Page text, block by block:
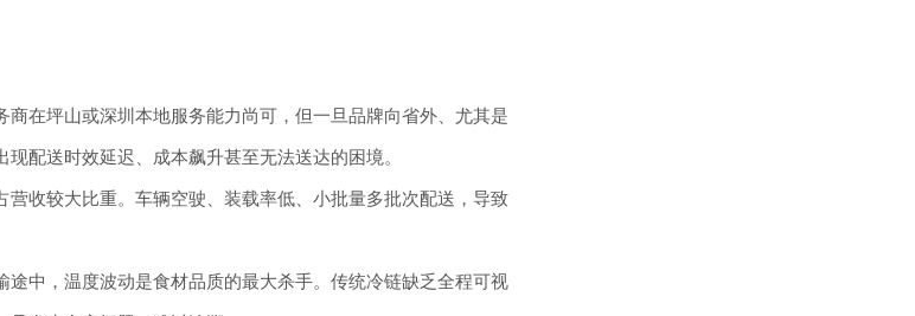
商在坪山或深圳本地服务能力尚可，但一旦品牌向省外、尤其是
配送时效延迟、成本飙升甚至无法送达的困境。
营收较大比重。车辆空驶、装载率低、小批量多批次配送，导致
途中，温度波动是食材品质的最大杀手。传统冷链缺乏全程可视